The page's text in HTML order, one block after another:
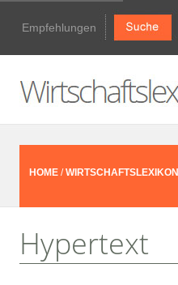
Empfehlungen
HOME /WIRTSCHAFTSLEXIKON
Hypertext